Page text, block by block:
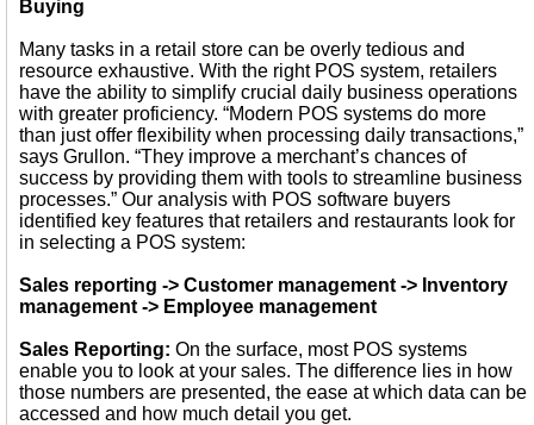
Buying
Many tasks in a retail store can be overly tedious and
resource exhaustive. With the right POS system, retailers
have the ability to simplify crucial daily business operations
with greater proficiency. “Modern POS systems do more
than just offer flexibility when processing daily transactions,”
says Grullon. “They improve a merchant’s chances of
success by providing them with tools to streamline business
processes.” Our analysis with POS software buyers
identified key features that retailers and restaurants look for
in selecting a POS system:
Sales reporting -> Customer management -> Inventory
management -> Employee management
Sales Reporting: On the surface, most POS systems
enable you to look at your sales. The difference lies in how
those numbers are presented, the ease at which data can be
accessed and how much detail you get.